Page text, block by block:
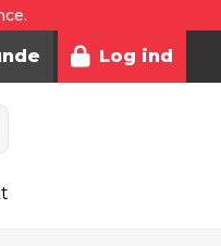
Log ind